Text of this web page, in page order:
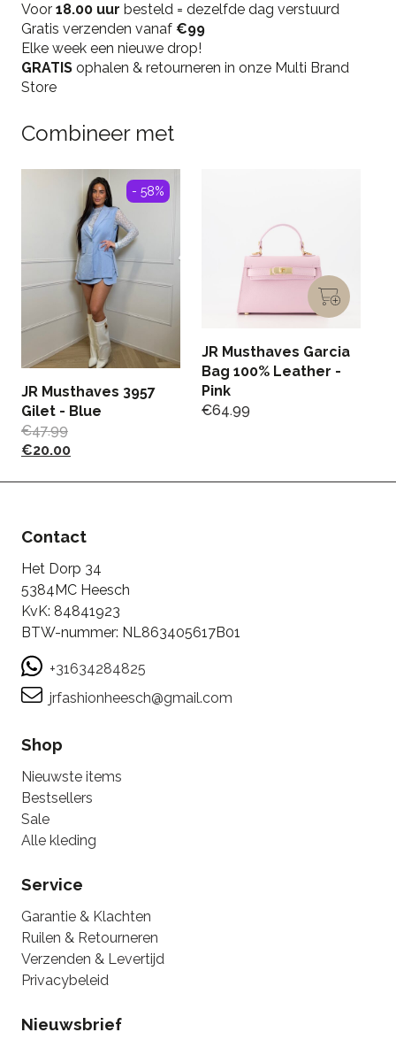
Giselle
Short
Sleeve
-
Deep
Navy
quantity
Voor 18.00 uur besteld = dezelfde dag verstuurd
Gratis verzenden vanaf €99
Elke week een nieuwe drop!
GRATIS ophalen & retourneren in onze Multi Brand
Store
Combineer met
- 58%
JR Musthaves 3957
Gilet - Blue
€47.99
€20.00
JR Musthaves Garcia
Bag 100% Leather -
Pink
€64.99
Contact
Het Dorp 34
5384MC Heesch
KvK: 84841923
BTW-nummer: NL863405617B01
+31634284825
jrfashionheesch@gmail.com
Shop
Nieuwste items
Bestsellers
Sale
Alle kleding
Service
Garantie & Klachten
Ruilen & Retourneren
Verzenden & Levertijd
Privacybeleid
Nieuwsbrief